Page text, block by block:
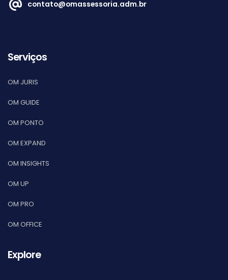
contato@omassessoria.adm.br
Serviços
OM JURIS
OM GUIDE
OM PONTO
OM EXPAND
OM INSIGHTS
OM UP
OM PRO
OM OFFICE
Explore